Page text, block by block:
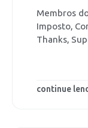
Membros
Imposto,
Thanks,
continue